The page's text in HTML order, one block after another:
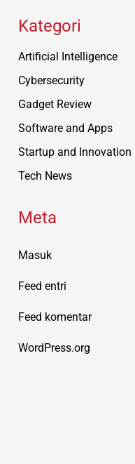
Kategori
Artificial Intelligence
Cybersecurity
Gadget Review
Software and Apps
Startup and Innovation
Tech News
Meta
Masuk
Feed entri
Feed komentar
WordPress.org